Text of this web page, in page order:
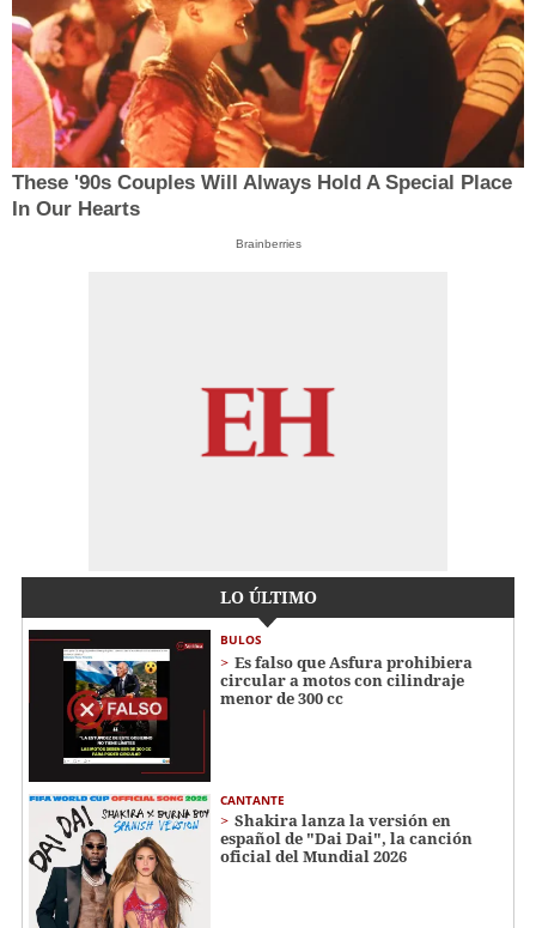
These '90s Couples Will Always Hold A Special Place
In Our Hearts
Brainberries
LO ÚLTIMO
BULOS
Es falso que Asfura prohibiera
circular a motos con cilindraje
menor de 300 cc
CANTANTE
Shakira lanza la versión en
español de "Dai Dai", la canción
oficial del Mundial 2026